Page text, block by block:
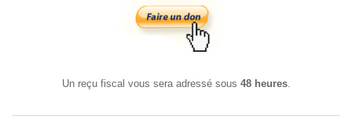
Un reçu fiscal vous sera adressé sous 48 heures.